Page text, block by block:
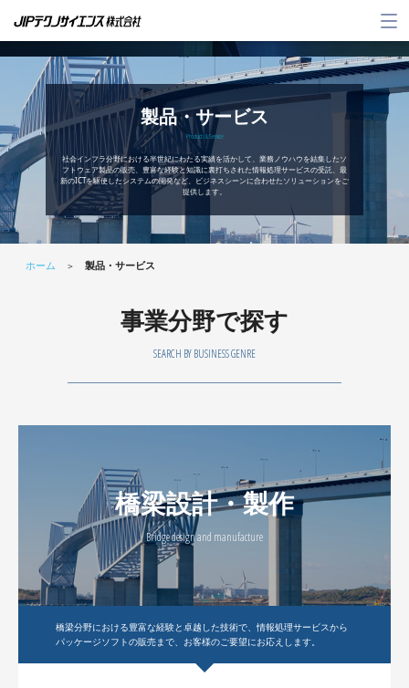
メ
ー
製品・サービス
Products & Service
社会インフラ分野における半世紀にわたる実績を活かして、業務ノウハウを結集したソ
フトウェア製品の販売、豊富な経験と知識に裏打ちされた情報処理サービスの受託、最
新のICTを駆使したシステムの開発など、ビジネスシーンに合わせたソリューションをご
提供します。
ホーム ＞ 製品・サービス
事業分野で探す
SEARCH BY BUSINESS GENRE
橋梁設計・製作
Bridge design and manufacture
橋梁分野における豊富な経験と卓越した技術で、情報処理サービスから
パッケージソフトの販売まで、お客様のご要望にお応えします。